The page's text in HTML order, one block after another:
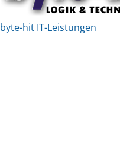
byte-hit IT-Leistungen